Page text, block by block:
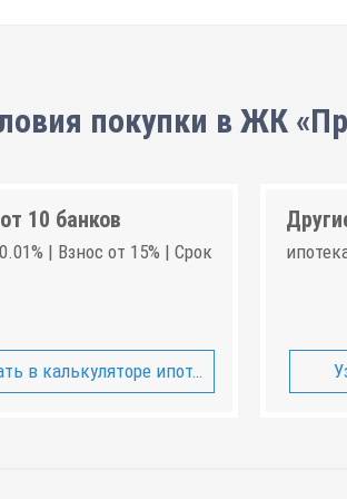
покупки в ЖК
10 банков
| Взнос от 15% | Срок
в калькуляторе ипотеки